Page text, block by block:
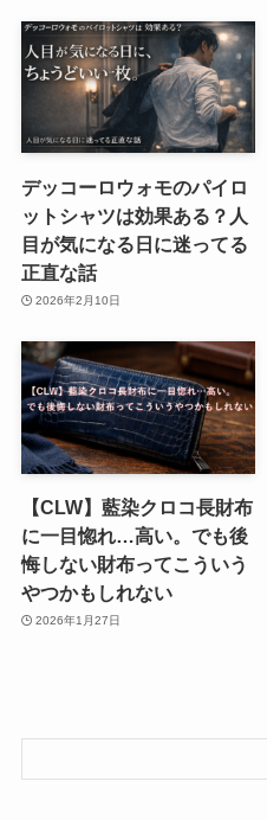
デッコーロウォモのパイロ
ットシャツは効果ある？人
目が気になる日に迷ってる
正直な話
2026年2月10日
【CLW】藍染クロコ長財布
に一目惚れ…高い。でも後
悔しない財布ってこういう
やつかもしれない
2026年1月27日